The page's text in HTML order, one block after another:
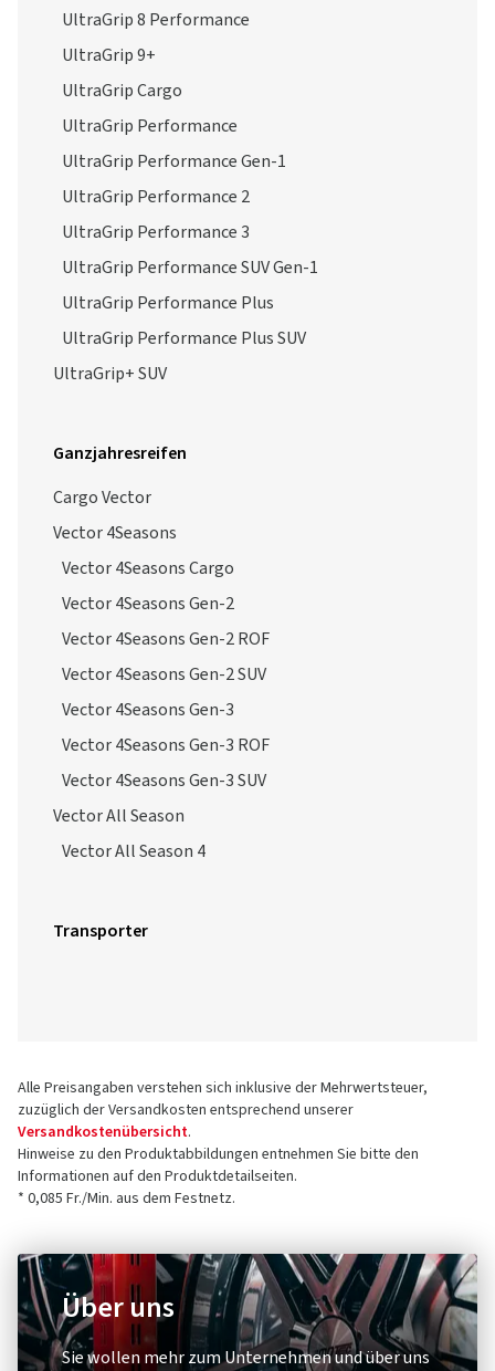
UltraGrip 8 Performance
UltraGrip 9+
UltraGrip Cargo
UltraGrip Performance
UltraGrip Performance Gen-1
UltraGrip Performance 2
UltraGrip Performance 3
UltraGrip Performance SUV Gen-1
UltraGrip Performance Plus
UltraGrip Performance Plus SUV
UltraGrip+ SUV
Ganzjahresreifen
Cargo Vector
Vector 4Seasons
Vector 4Seasons Cargo
Vector 4Seasons Gen-2
Vector 4Seasons Gen-2 ROF
Vector 4Seasons Gen-2 SUV
Vector 4Seasons Gen-3
Vector 4Seasons Gen-3 ROF
Vector 4Seasons Gen-3 SUV
Vector All Season
Vector All Season 4
Transporter
Alle Preisangaben verstehen sich inklusive der Mehrwertsteuer,
zuzüglich der Versandkosten entsprechend unserer
Versandkostenübersicht.
Hinweise zu den Produktabbildungen entnehmen Sie bitte den
Informationen auf den Produktdetailseiten.
* 0,085 Fr./Min. aus dem Festnetz.
Über uns
Sie wollen mehr zum Unternehmen und über uns